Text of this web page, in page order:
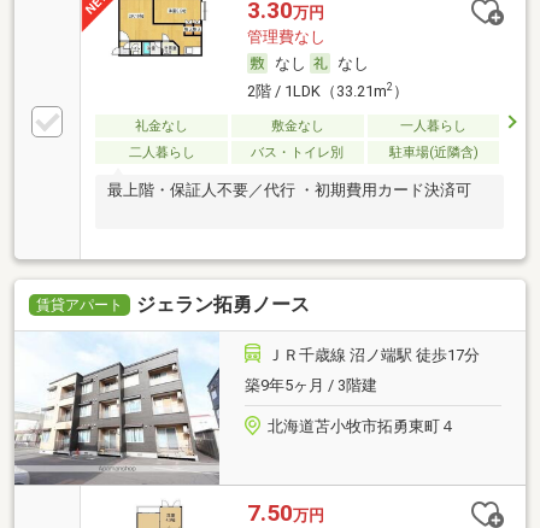
3.30万円
管理費なし
なし
なし
2階 / 1LDK（33.21m2）
礼金なし 敷金なし
一人暮らし
二人暮らし
バス・トイレ別 駐車場(近隣含)
最上階・保証人不要／代行 ・初期費用カード決済可
賃貸アパート ジェラン拓勇ノース
ＪＲ千歳線 沼ノ端駅 徒歩17分
築9年5ヶ月 / 3階建
北海道苫小牧市拓勇東町４
7.50万円